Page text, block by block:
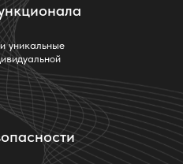
уникальные